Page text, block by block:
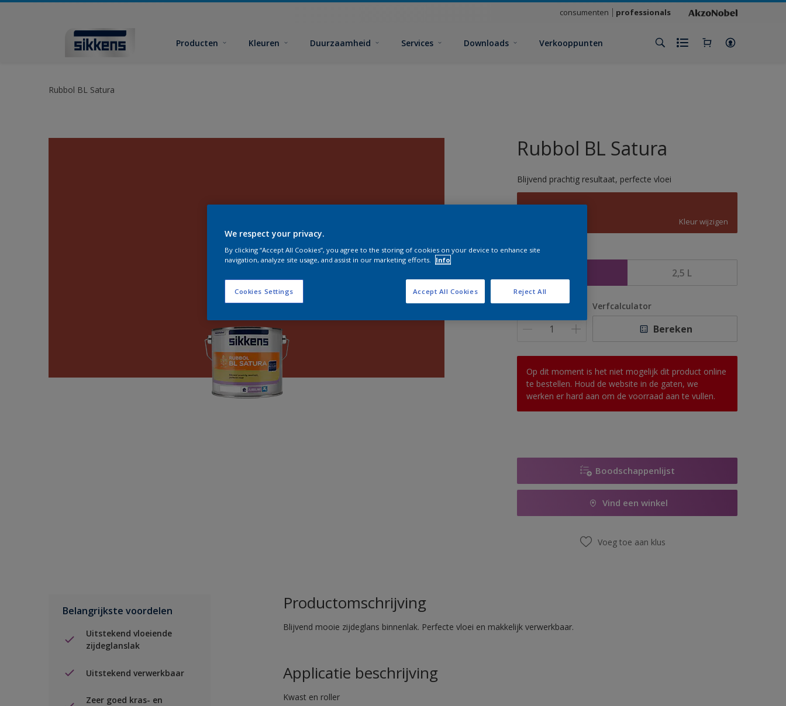
consumenten professionals
Producten Kleuren Duurzaamheid Services Downloads Verkooppunten
Rubbol BL Satura
Rubbol BL Satura
Blijvend prachtig resultaat, perfecte vloei
3016
Kleur wijzigen
Grootte
2,5 L
Aantal Verfcalculator
Bereken
Op dit moment is het niet mogelijk dit product online
te bestellen. Houd de website in de gaten, we
werken er hard aan om de voorraad aan te vullen.
Boodschappenlijst
Vind een winkel
Voeg toe aan klus
Belangrijkste voordelen
Uitstekend vloeiende
zijdeglanslak
Uitstekend verwerkbaar
Zeer goed kras- en
Productomschrijving
Blijvend mooie zijdeglans binnenlak. Perfecte vloei en makkelijk verwerkbaar.
Applicatie beschrijving
Kwast en roller
We respect your privacy.
By clicking “Accept All Cookies”, you agree to the storing of cookies on your device to enhance site
navigation, analyze site usage, and assist in our marketing efforts.
Info
Cookies Settings Reject All
Accept All Cookies